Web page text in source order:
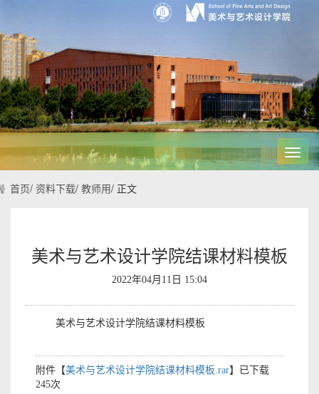
首页/ 资料下载/ 教师用/ 正文
美术与艺术设计学院结课材料模板
2022年04月11日 15:04
美术与艺术设计学院结课材料模板
附件【美术与艺术设计学院结课材料模板.rar】已下载
245次